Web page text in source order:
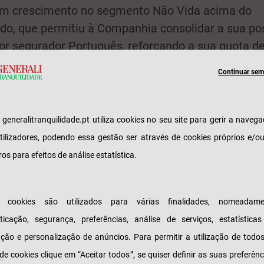
crescimento no segmento Não Vida acima do
que permitiu à Companhia consolidar a sua
segurador Português, reforçando a sua quota
referiu Pedro Carvalho, CEO da Generali
de 2021 continuou a ser marcado pela crise
pela Covid-19, se bem que, ao contrário do ano
tenham já sido evidentes alguns sinais de
estes sinais de recuperação, o contexto no
obteve estes resultados, continuou a ser
tanto a nível externo, como a nível interno.
Continuar
generalitranquilidade.pt utiliza cookies no seu site para gerir a
podendo essa gestão ser através de cookies próprios e/
para efeitos de análise estatística.
cookies são utilizados para várias finalidades,
segurança, preferências, análise de serviços,
e personalização de anúncios. Para permitir a utilização de
cookies clique em “Aceitar todos”, se quiser definir as suas